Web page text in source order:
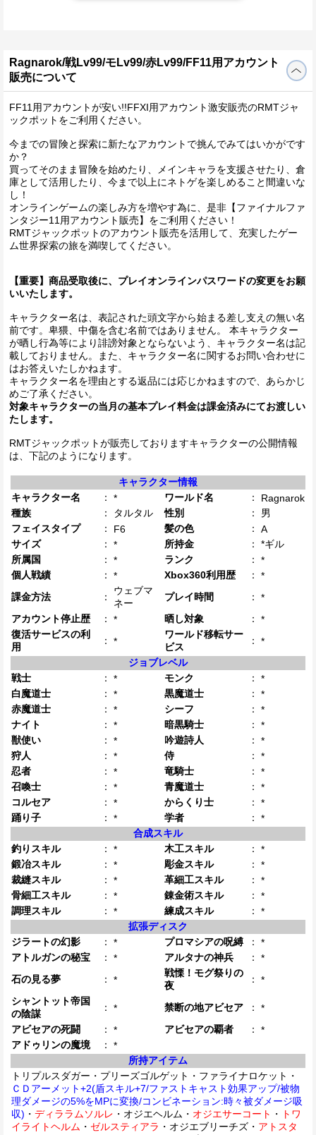
Ragnarok/戦Lv99/モLv99/赤Lv99/FF11用アカウント
販売について
FF11用アカウントが安い!!FFXI用アカウント激安販売のRMTジャ
ックポットをご利用ください。
今までの冒険と探索に新たなアカウントで挑んでみてはいかがです
か？
買ってそのまま冒険を始めたり、メインキャラを支援させたり、倉
庫として活用したり、今まで以上にネトゲを楽しめること間違いな
し！
オンラインゲームの楽しみ方を増やす為に、是非【ファイナルファ
ンタジー11用アカウント販売】をご利用ください！
RMTジャックポットのアカウント販売を活用して、充実したゲー
ム世界探索の旅を満喫してください。
【重要】商品受取後に、プレイオンラインパスワードの変更をお願
いいたします。
キャラクター名は、表記された頭文字から始まる差し支えの無い名
前です。卑猥、中傷を含む名前ではありません。 本キャラクター
が晒し行為等により誹謗対象とならないよう、キャラクター名は記
載しておりません。また、キャラクター名に関するお問い合わせに
はお答えいたしかねます。
キャラクター名を理由とする返品には応じかねますので、あらかじ
めご了承ください。
対象キャラクターの当月の基本プレイ料金は課金済みにてお渡しい
たします。
RMTジャックポットが販売しておりますキャラクターの公開情報
は、下記のようになります。
キャラクター情報
キャラクター名
： * ワールド名 ：
Ragnarok
種族
： タルタル 性別 ：
男
フェイスタイプ
： F6 髪の色 ：
A
サイズ
： * 所持金 ：
*ギル
所属国
： * ランク ：
*
個人戦績
： * Xbox360利用歴 ：
*
課金方法
：
ウェブマ
ネー
プレイ時間 ：
*
アカウント停止歴
： * 晒し対象 ：
*
復活サービスの利
用
： *
ワールド移転サー
ビス
：
*
ジョブレベル
戦士
： * モンク ：
*
白魔道士
： * 黒魔道士 ：
*
赤魔道士
： * シーフ ：
*
ナイト
： * 暗黒騎士 ：
*
獣使い
： * 吟遊詩人 ：
*
狩人
： * 侍 ：
*
忍者
： * 竜騎士 ：
*
召喚士
： * 青魔道士 ：
*
コルセア
： * からくり士 ：
*
踊り子
： * 学者 ：
*
合成スキル
釣りスキル
： * 木工スキル ：
*
鍛冶スキル
： * 彫金スキル ：
*
裁縫スキル
： * 革細工スキル ：
*
骨細工スキル
： * 錬金術スキル ：
*
調理スキル
： * 練成スキル ：
*
拡張ディスク
ジラートの幻影
： * プロマシアの呪縛 ：
*
アトルガンの秘宝
： * アルタナの神兵 ：
*
石の見る夢
： *
戦慄！モグ祭りの
夜
：
*
シャントット帝国
の陰謀
： * 禁断の地アビセア ：
*
アビセアの死闘
： * アビセアの覇者 ：
*
アドゥリンの魔境
：
*
所持アイテム
トリプルスダガー・プリーズゴルゲット・ファライナロケット・
ＣＤアーメット+2(盾スキル+7/ファストキャスト効果アップ/被物
理ダメージの5%をMPに変換/コンビネーション:時々被ダメージ吸
収) ・ ディララムソルレ ・オジエヘルム・ オジエサーコート ・
トワ
イライトヘルム ・ ゼルスティアラ ・オジエブリーチズ・ アトスタ